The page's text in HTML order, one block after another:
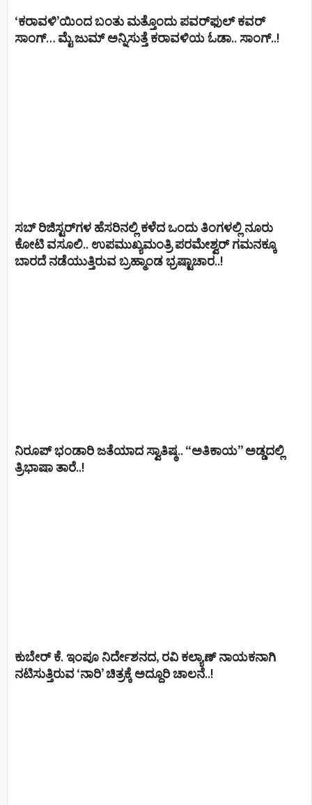
‘ಕರಾವಳಿ’ಯಿಂದ ಬಂತು ಮತ್ತೊಂದು ಪವರ್‌ಫುಲ್ ಕವರ್
ಸಾಂಗ್… ಮೈ ಜುಮ್ ಅನ್ನಿಸುತ್ತೆ ಕರಾವಳಿಯ ಓಡಾ.. ಸಾಂಗ್‌..!
ಸಬ್ ರಿಜಿಸ್ಟರ್​ಗಳ ಹೆಸರಿನಲ್ಲಿ ಕಳೆದ ಒಂದು ತಿಂಗಳಲ್ಲಿ ನೂರು
ಕೋಟಿ ವಸೂಲಿ.. ಉಪಮುಖ್ಯಮಂತ್ರಿ ಪರಮೇಶ್ವರ್​ ಗಮನಕ್ಕೂ
ಬಾರದೆ ನಡೆಯುತ್ತಿರುವ ಬ್ರಹ್ಮಾಂಡ ಭ್ರಷ್ಟಾಚಾರ..!
ನಿರೂಪ್ ಭಂಡಾರಿ ಜತೆಯಾದ ಸ್ವಾತಿಷ್ಠ.. “ಅತಿಕಾಯ” ಅಡ್ಡದಲ್ಲಿ
ತ್ರಿಭಾಷಾ ತಾರೆ..!
ಕುಬೇರ್ ಕೆ. ಇಂಪೂ ನಿರ್ದೇಶನದ, ರವಿ ಕಲ್ಯಾಣ್‍ ನಾಯಕನಾಗಿ
ನಟಿಸುತ್ತಿರುವ ‘ನಾರಿ’ ಚಿತ್ರಕ್ಕೆ ಅದ್ದೂರಿ ಚಾಲನೆ..!